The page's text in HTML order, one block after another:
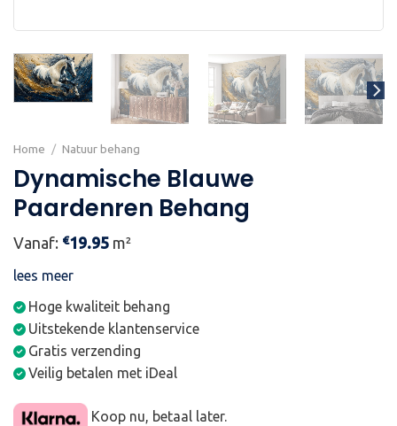
Home / Natuur behang
Dynamische Blauwe
Paardenren Behang
Vanaf: €19.95 m²
lees meer
Hoge kwaliteit behang
Uitstekende klantenservice
Gratis verzending
Veilig betalen met iDeal
Koop nu, betaal later.